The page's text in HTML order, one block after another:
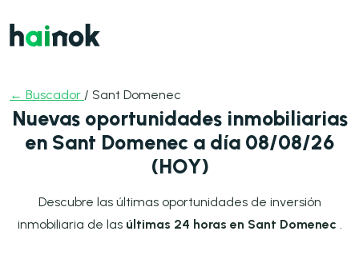
← Buscador / Sant Domenec
Nuevas oportunidades inmobiliarias
en Sant Domenec a día 08/08/26
(HOY)
Descubre las últimas oportunidades de inversión
inmobiliaria de las últimas 24 horas en Sant Domenec